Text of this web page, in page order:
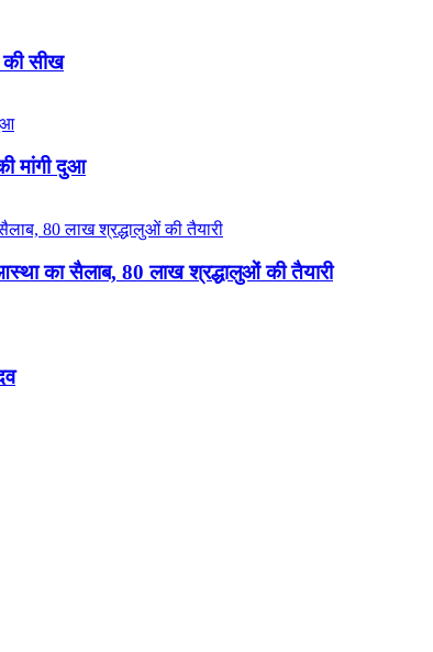
की सीख
मांगी दुआ
का सैलाब, 80 लाख श्रद्धालुओं की तैयारी